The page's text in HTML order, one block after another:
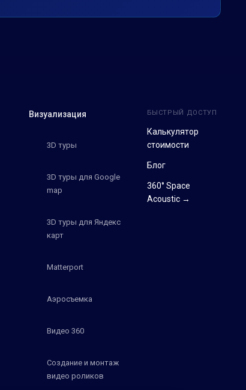
Визуализация
3D туры
3D туры для Google
map
3D туры для Яндекс
карт
Matterport
Аэросъемка
Видео 360
Создание и монтаж
видео роликов
БЫСТРЫЙ ДОСТУП
Калькулятор
стоимости
Блог
360° Space
Acoustic →